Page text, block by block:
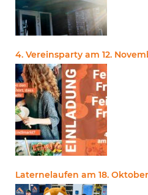
4. Vereinsparty am 12.
Laternelaufen am 18.